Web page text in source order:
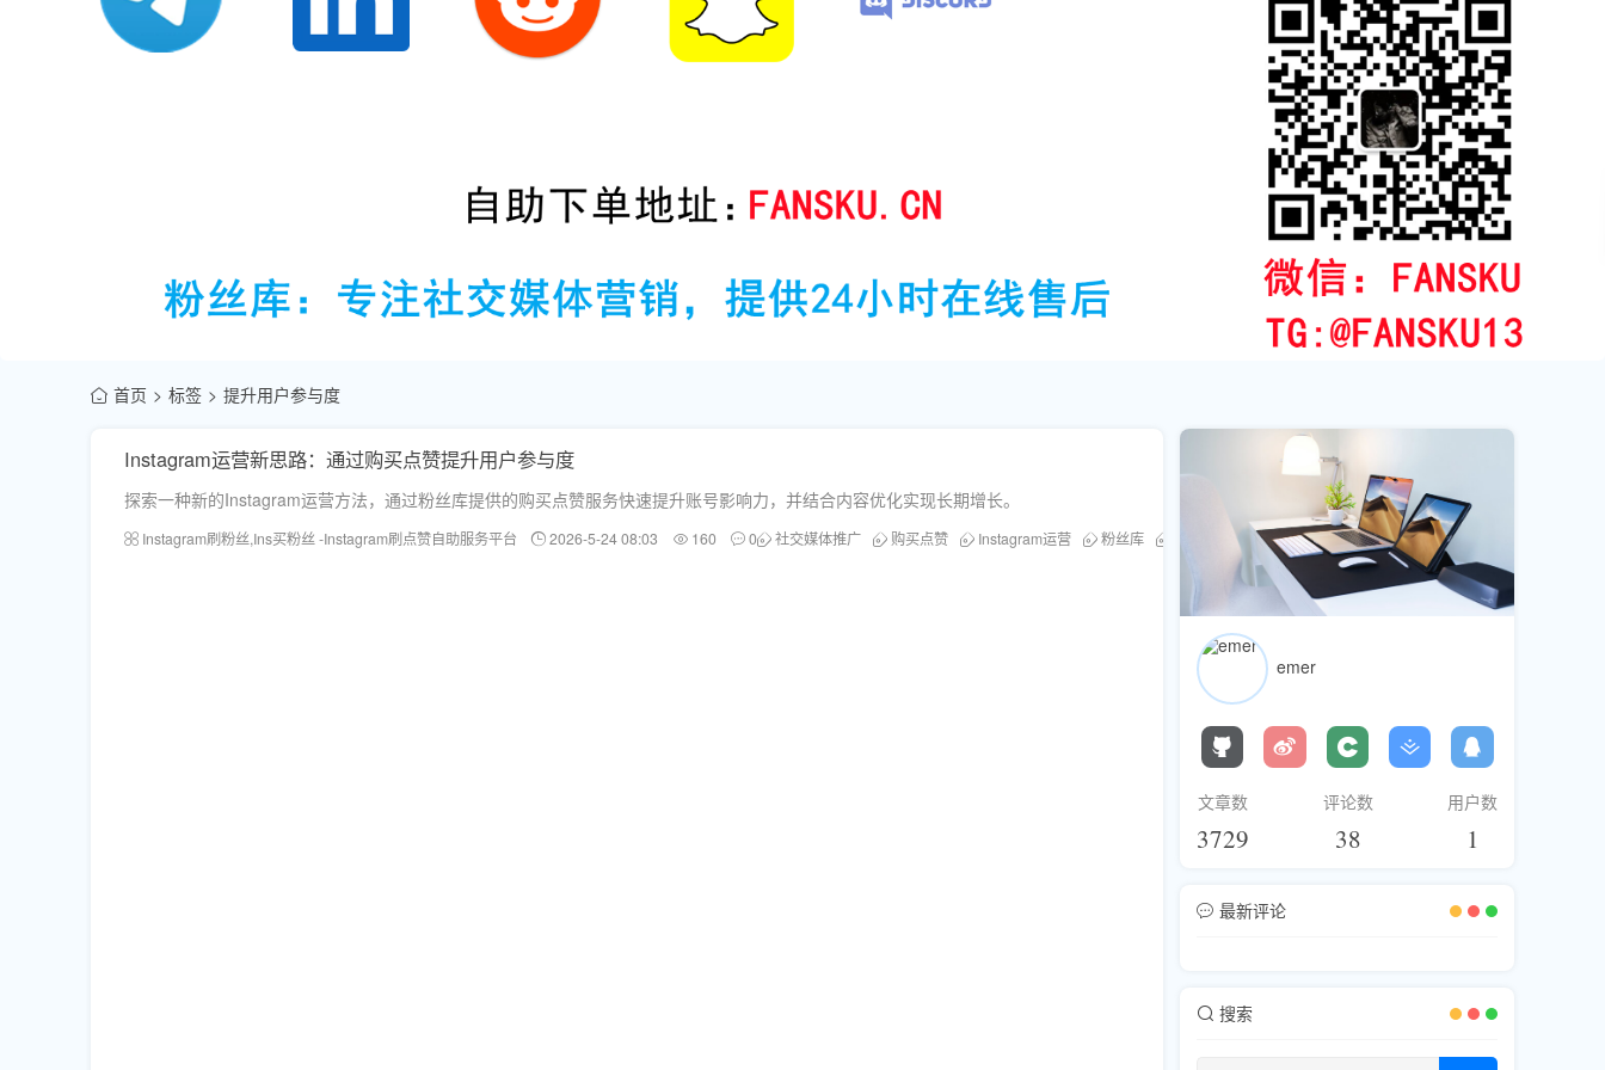
首页 标签 提升用户参与度
Instagram运营新思路：通过购买点赞提升用户参与度
探索一种新的Instagram运营方法，通过粉丝库提供的购买点赞服务快速提升账号影响力，并结合内容优化实现长期增长。
Instagram刷粉丝,Ins买粉丝 -Instagram刷点赞自助服务平台 2026-5-24 08:03 160 0 社交媒体推广 购买点赞 Instagram运营 粉丝库 提升用户参与度
emer
文章数
3729
评论数
38
用户数
1
最新评论
搜索